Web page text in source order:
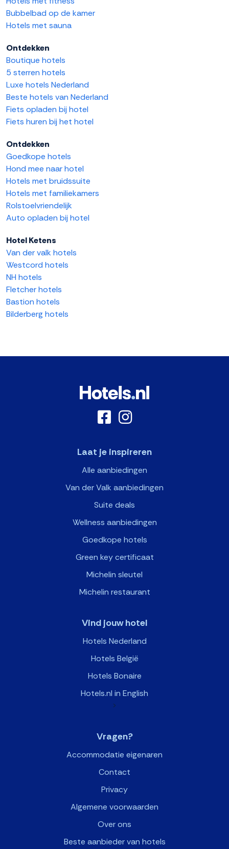
Bubbelbad op de kamer
Hotels met sauna
Ontdekken
Boutique hotels
5 sterren hotels
Luxe hotels Nederland
Beste hotels van Nederland
Fiets opladen bij hotel
Fiets huren bij het hotel
Ontdekken
Goedkope hotels
Hond mee naar hotel
Hotels met bruidssuite
Hotels met familiekamers
Rolstoelvriendelijk
Auto opladen bij hotel
Hotel Ketens
Van der valk hotels
Westcord hotels
NH hotels
Fletcher hotels
Bastion hotels
Bilderberg hotels
Laat je inspireren
Alle aanbiedingen
Van der Valk aanbiedingen
Suite deals
Wellness aanbiedingen
Goedkope hotels
Green key certificaat
Michelin sleutel
Michelin restaurant
Vind jouw hotel
Hotels Nederland
Hotels België
Hotels Bonaire
Hotels.nl in English
>
Vragen?
Accommodatie eigenaren
Contact
Privacy
Algemene voorwaarden
Over ons
Beste aanbieder van hotels